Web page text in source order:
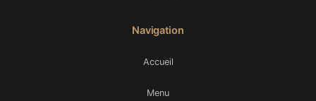
Navigation
Accueil
Menu